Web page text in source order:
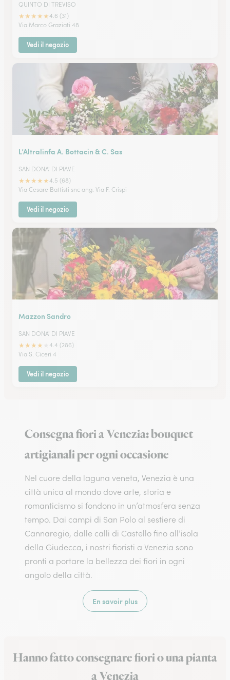
QUINTO DI TREVISO
★★★★★4.6 (31)
Via Marco Graziati 48
Vedi il negozio
L’Altralinfa A. Bottacin & C. Sas
SAN DONA' DI PIAVE
★★★★★4.5 (68)
Via Cesare Battisti snc ang. Via F. Crispi
Vedi il negozio
Mazzon Sandro
SAN DONA' DI PIAVE
★★★★
4.4 (286)
Via S. Ciceri 4
Vedi il negozio
Consegna fiori a Venezia: bouquet
artigianali per ogni occasione
Nel cuore della laguna veneta, Venezia è una
città unica al mondo dove arte, storia e
romanticismo si fondono in un’atmosfera senza
tempo. Dai campi di San Polo al sestiere di
Cannaregio, dalle calli di Castello fino all’isola
della Giudecca, i nostri fioristi a Venezia sono
pronti a portare la bellezza dei fiori in ogni
angolo della città.
En savoir plus
Hanno fatto consegnare fiori o una pianta
a Venezia